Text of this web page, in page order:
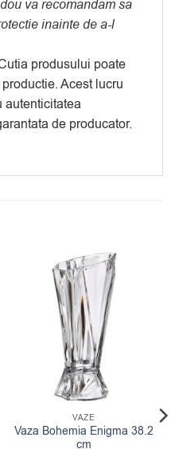
va recomandam sa
inainte de a-l
produsului poate
Acest lucru
autenticitatea
de producator.
VAZE
Vaza Bohemia Enigma 38.2
cm